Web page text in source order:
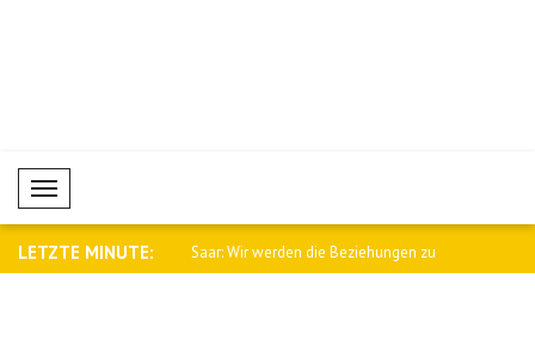
Mobil Menü
LETZTE MINUTE:
Baqaei an Saar: Wir werden die Beziehungen zu